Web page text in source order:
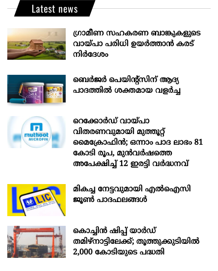
Latest news
ഗ്രാമീണ സഹകരണ ബാങ്കുകളുടെ
വായ്പാ പരിധി ഉയർത്താൻ കരട്
നിർദേശം
ബെർജർ പെയിന്റ്സിന് ആദ്യ
പാദത്തിൽ ശക്തമായ വളർച്ച
റെക്കോർഡ് വായ്പാ
വിതരണവുമായി മുത്തൂറ്റ്
മൈക്രോഫിൻ; ഒന്നാം പാദ ലാഭം 81
കോടി രൂപ, മുൻവർഷത്തെ
അപേക്ഷിച്ച് 12 ഇരട്ടി വർദ്ധനവ്
മികച്ച നേട്ടവുമായി എൽഐസി
ജൂൺ പാദഫലങ്ങൾ
കൊച്ചിന്‍ ഷിപ്പ് യാർഡ്
തമിഴ്നാട്ടിലേക്ക്; തൂത്തുക്കുടിയിൽ
2,000 കോടിയുടെ പദ്ധതി